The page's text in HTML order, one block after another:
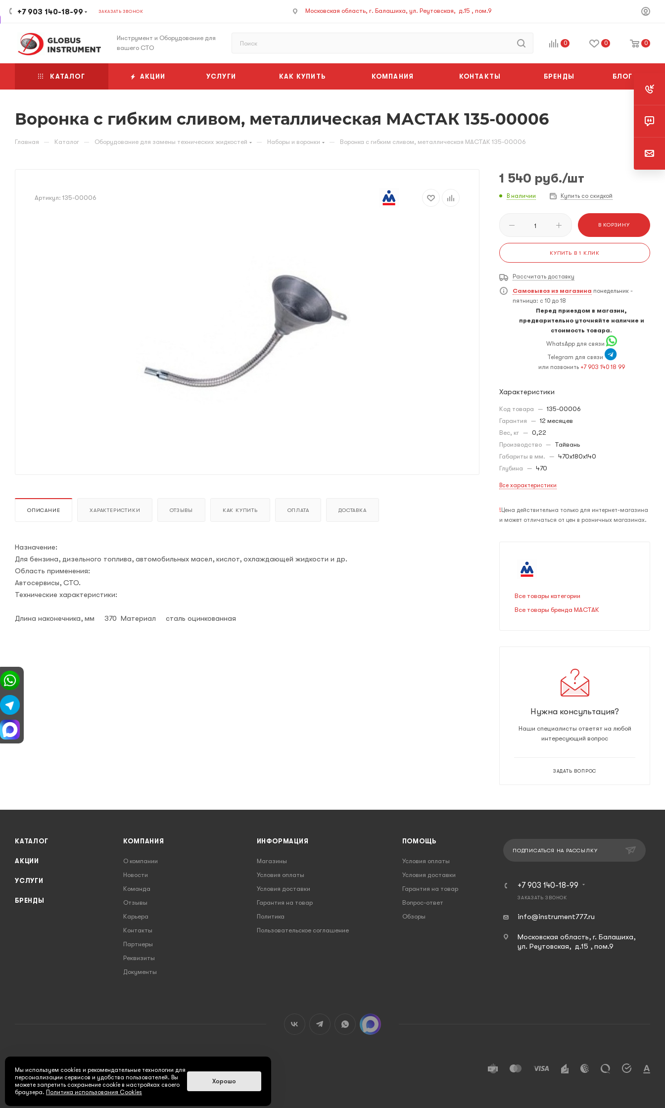
+7 903 140-18-99 ЗАКАЗАТЬ ЗВОНОК Московская область, г. Балашиха, ул. Реутовская, д.15 , пом.9
Инструмент и Оборудование для
вашего СТО
0 0 0
КАТАЛОГ АКЦИИ УСЛУГИ КАК КУПИТЬ КОМПАНИЯ КОНТАКТЫ БРЕНДЫ БЛОГ
Воронка с гибким сливом, металлическая МАСТАК 135-00006
Главная — Каталог — Оборудование для замены технических жидкостей — Наборы и воронки — Воронка с гибким сливом, металлическая МАСТАК 135-00006
Артикул: 135-00006
ОПИСАНИЕ ХАРАКТЕРИСТИКИ ОТЗЫВЫ КАК КУПИТЬ ОПЛАТА ДОСТАВКА
Назначение:
Для бензина, дизельного топлива, автомобильных масел, кислот, охлаждающей жидкости и др.
Область применения:
Автосервисы, СТО.
Технические характеристики:
Длина наконечника, мм 370 Материал сталь оцинкованная
1 540 руб./шт
В наличии Купить со скидкой
В КОРЗИНУ
КУПИТЬ В 1 КЛИК
Рассчитать доставку
Самовывоз из магазина понедельник -
пятница: с 10 до 18
Перед приездом в магазин,
предварительно уточняйте наличие и
стоимость товара.
WhatsApp для связи
Telegram для связи
или позвонить +7 903 140 18 99
Характеристики
Код товара — 135-00006
Гарантия — 12 месяцев
Вес, кг — 0,22
Производство — Тайвань
Габариты в мм. — 470х180х140
Глубина — 470
Все характеристики
! Цена действительна только для интернет-магазина
и может отличаться от цен в розничных магазинах.
Все товары категории
Все товары бренда МАСТАК
Нужна консультация?
Наши специалисты ответят на любой
интересующий вопрос
ЗАДАТЬ ВОПРОС
КАТАЛОГ
АКЦИИ
УСЛУГИ
БРЕНДЫ
КОМПАНИЯ
О компании
Новости
Команда
Отзывы
Карьера
Контакты
Партнеры
Реквизиты
Документы
ИНФОРМАЦИЯ
Магазины
Условия оплаты
Условия доставки
Гарантия на товар
Политика
Пользовательское соглашение
ПОМОЩЬ
Условия оплаты
Условия доставки
Гарантия на товар
Вопрос-ответ
Обзоры
ПОДПИСАТЬСЯ НА РАССЫЛКУ
+7 903 140-18-99
ЗАКАЗАТЬ ЗВОНОК
info@instrument777.ru
Московская область, г. Балашиха,
ул. Реутовская, д.15 , пом.9
Мы используем cookies и рекомендательные технологии для
персонализации сервисов и удобства пользователей. Вы
можете запретить сохранение cookie в настройках своего
браузера. Политика использования Cookies
Хорошо